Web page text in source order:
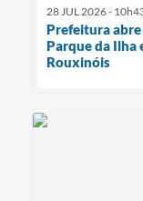
28 JUL 2026 -
Prefeitura
Parque da Ilha
Rouxinóis